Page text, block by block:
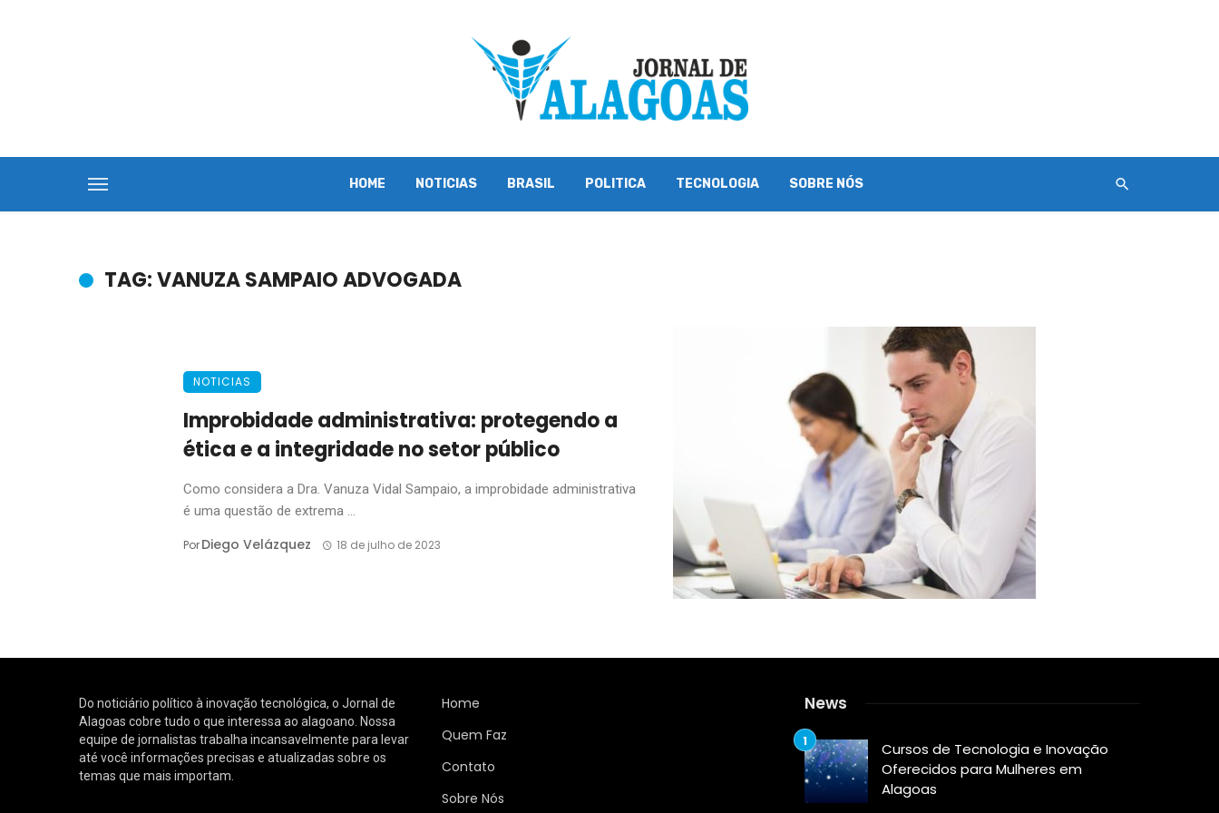
HOME NOTICIAS BRASIL POLITICA TECNOLOGIA SOBRE NÓS
TAG: VANUZA SAMPAIO ADVOGADA
NOTICIAS
Improbidade administrativa: protegendo a
ética e a integridade no setor público
Como considera a Dra. Vanuza Vidal Sampaio, a improbidade administrativa
é uma questão de extrema ...
PorDiego Velázquez 18 de julho de 2023
Do noticiário político à inovação tecnológica, o Jornal de
Alagoas cobre tudo o que interessa ao alagoano. Nossa
equipe de jornalistas trabalha incansavelmente para levar
até você informações precisas e atualizadas sobre os
temas que mais importam.
Home
Quem Faz
Contato
Sobre Nós
News
Cursos de Tecnologia e Inovação
Oferecidos para Mulheres em
Alagoas